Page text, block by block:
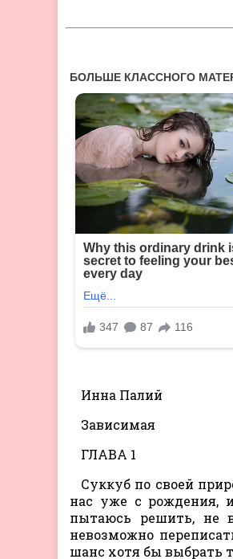
Инна Палий
Зависимая
ГЛАВА 1
Суккуб по своей
нас уже с рождения,
пытаюсь решить, не
невозможно
шанс хотя бы выбрать